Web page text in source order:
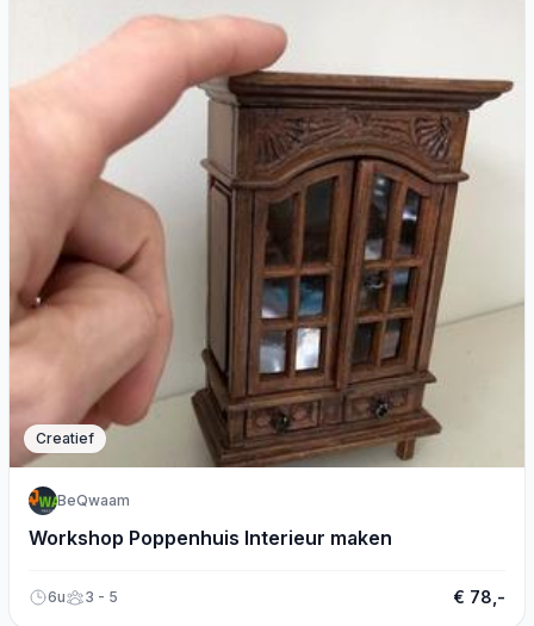
Creatief
BeQwaam
Workshop Poppenhuis Interieur maken
6u 3 - 5 € 78,-